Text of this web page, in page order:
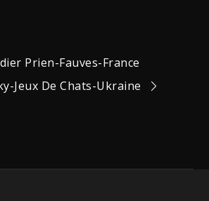
Prien-Fauves-France
Jeux De Chats-Ukraine